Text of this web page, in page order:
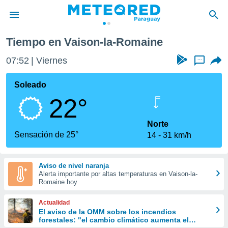
de
ha
calidad.
a este
las
y
forma
digital
basada
Tiempo en Vaison-la-Romaine
07:52 Viernes ...
Soleado
22°
Sensación de 25°
Norte
14
31 km/h
Aviso de nivel naranja
Alerta importante por altas temperaturas en Vaison-la-
Romaine hoy
Actualidad
El aviso de la OMM sobre los incendios
forestales: "el cambio climático aumenta el